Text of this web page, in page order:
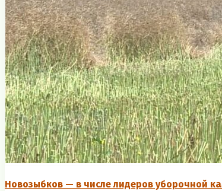
Новозыбков — в числе лидеров уборочной